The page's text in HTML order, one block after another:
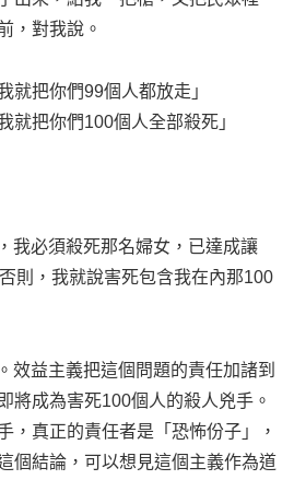
，對我說。
就把你們99個人都放走」
就把你們100個人全部殺死」
我必須殺死那名婦女，已達成讓
則，我就說害死包含我在內那100
效益主義把這個問題的責任加諸到
將成為害死100個人的殺人兇手。
，真正的責任者是「恐怖份子」，
個結論，可以想見這個主義作為道